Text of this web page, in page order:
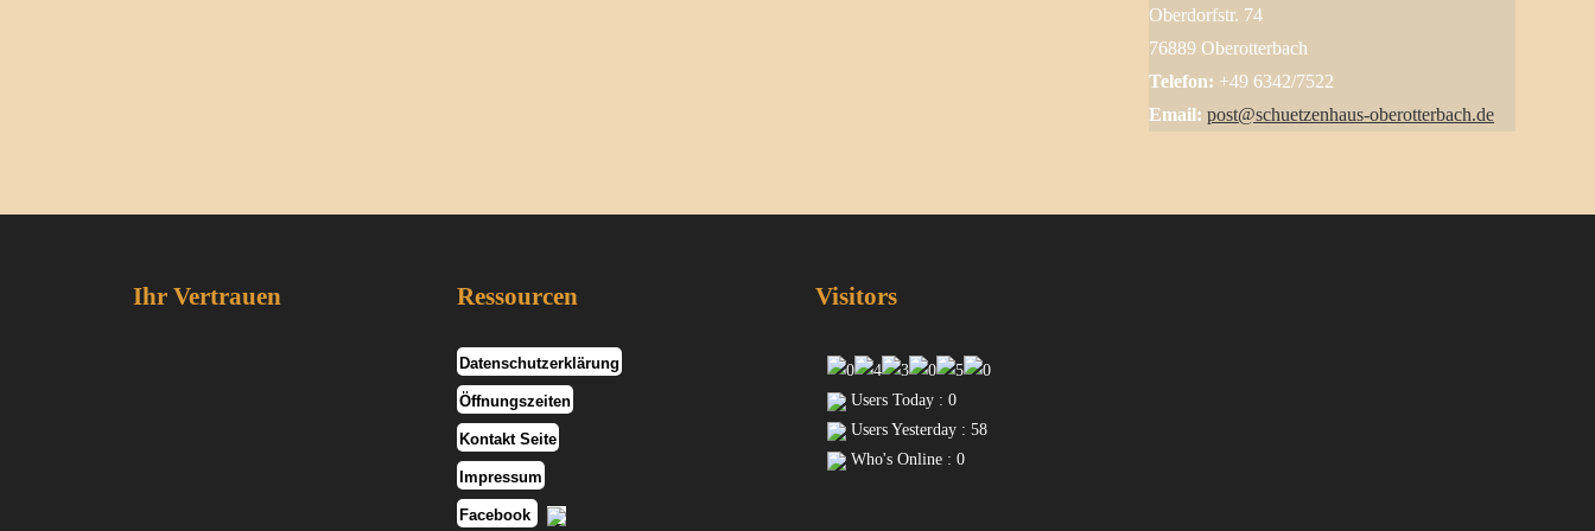
Oberdorfstr. 74
76889 Oberotterbach
Telefon: +49 6342/7522
Email: post@schuetzenhaus-oberotterbach.de
Ihr Vertrauen Ressourcen
Datenschutzerklärung
Öffnungszeiten
Kontakt Seite
Impressum
Facebook
Visitors
Users Today : 0
Users Yesterday : 58
Who's Online : 0